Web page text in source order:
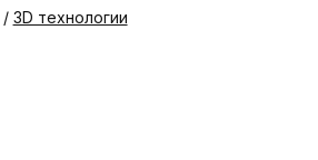
/ 3D технологии